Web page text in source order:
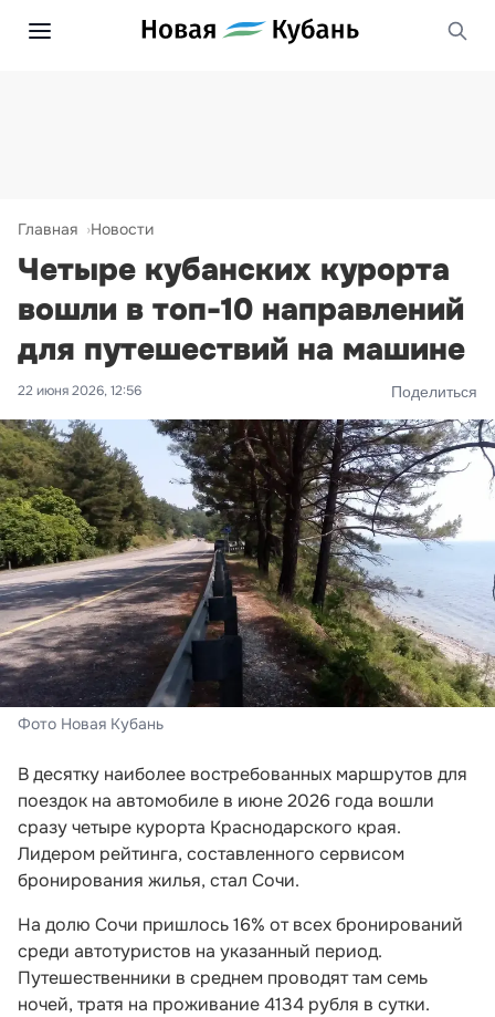
Главная Новости
Четыре кубанских курорта
вошли в топ-10 направлений
для путешествий на машине
22 июня 2026, 12:56 Поделиться
Фото Новая Кубань
В десятку наиболее востребованных маршрутов для
поездок на автомобиле в июне 2026 года вошли
сразу четыре курорта Краснодарского края.
Лидером рейтинга, составленного сервисом
бронирования жилья, стал Сочи.
На долю Сочи пришлось 16% от всех бронирований
среди автотуристов на указанный период.
Путешественники в среднем проводят там семь
ночей, тратя на проживание 4134 рубля в сутки.